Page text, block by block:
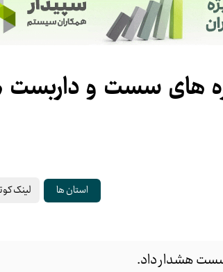
های سست و داربست‌
استان ها لینک
هشدار داد.